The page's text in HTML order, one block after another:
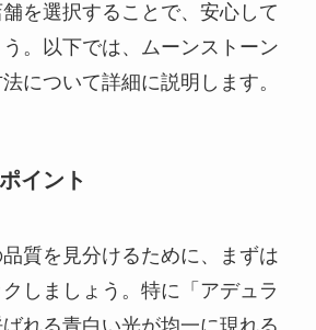
を選択することで、安心して
。以下では、ムーンストーン
について詳細に説明します。
イント
質を見分けるために、まずは
しましょう。特に「アデュラ